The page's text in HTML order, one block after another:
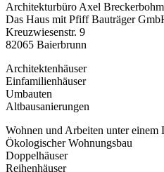
Architekturbüro Axel Breckerbohm
Das Haus mit Pfiff Bauträger
Kreuzwiesenstr. 9
82065 Baierbrunn
Architektenhäuser
Einfamilienhäuser
Umbauten
Altbausanierungen
Wohnen und Arbeiten unter einem
Ökologischer Wohnungsbau
Doppelhäuser
Reihenhäuser